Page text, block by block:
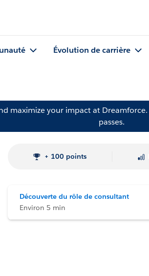
Évolution de carrière
maximize your impact at Dreamforce.
passes.
+ 100 points
Découverte du rôle de consultant
Environ 5 min